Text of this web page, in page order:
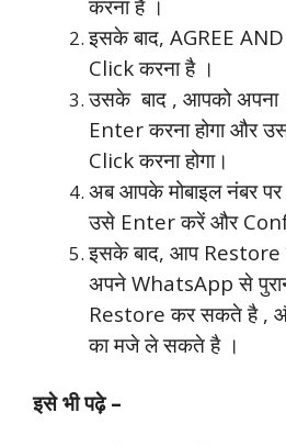
करना है ।
इसके बाद, AGREE
Click करना है ।
उसके बाद , आपको
Enter करना होगा और
Click करना होगा।
अब आपके मोबाइल नंबर
उसे Enter करें और
इसके बाद, आप
अपने WhatsApp से
Restore कर सकते है ,
का मजे ले सकते है ।
इसे भी पढ़े –